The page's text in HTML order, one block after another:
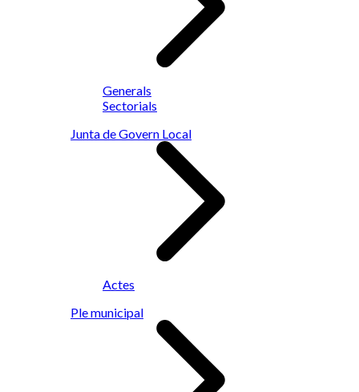
Generals
Sectorials
Junta de Govern Local
Actes
Ple municipal